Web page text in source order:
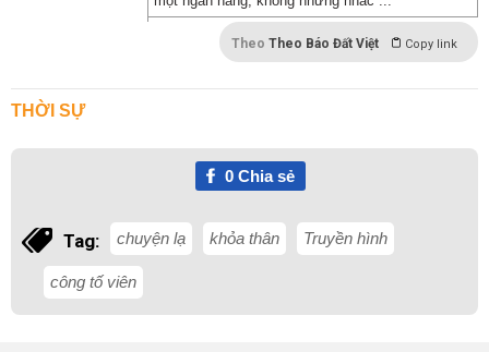
Theo Theo Báo Đất Việt Copy link
THỜI SỰ
0Chia sẻ
Tag: chuyện lạ khỏa thân Truyền hình
công tố viên